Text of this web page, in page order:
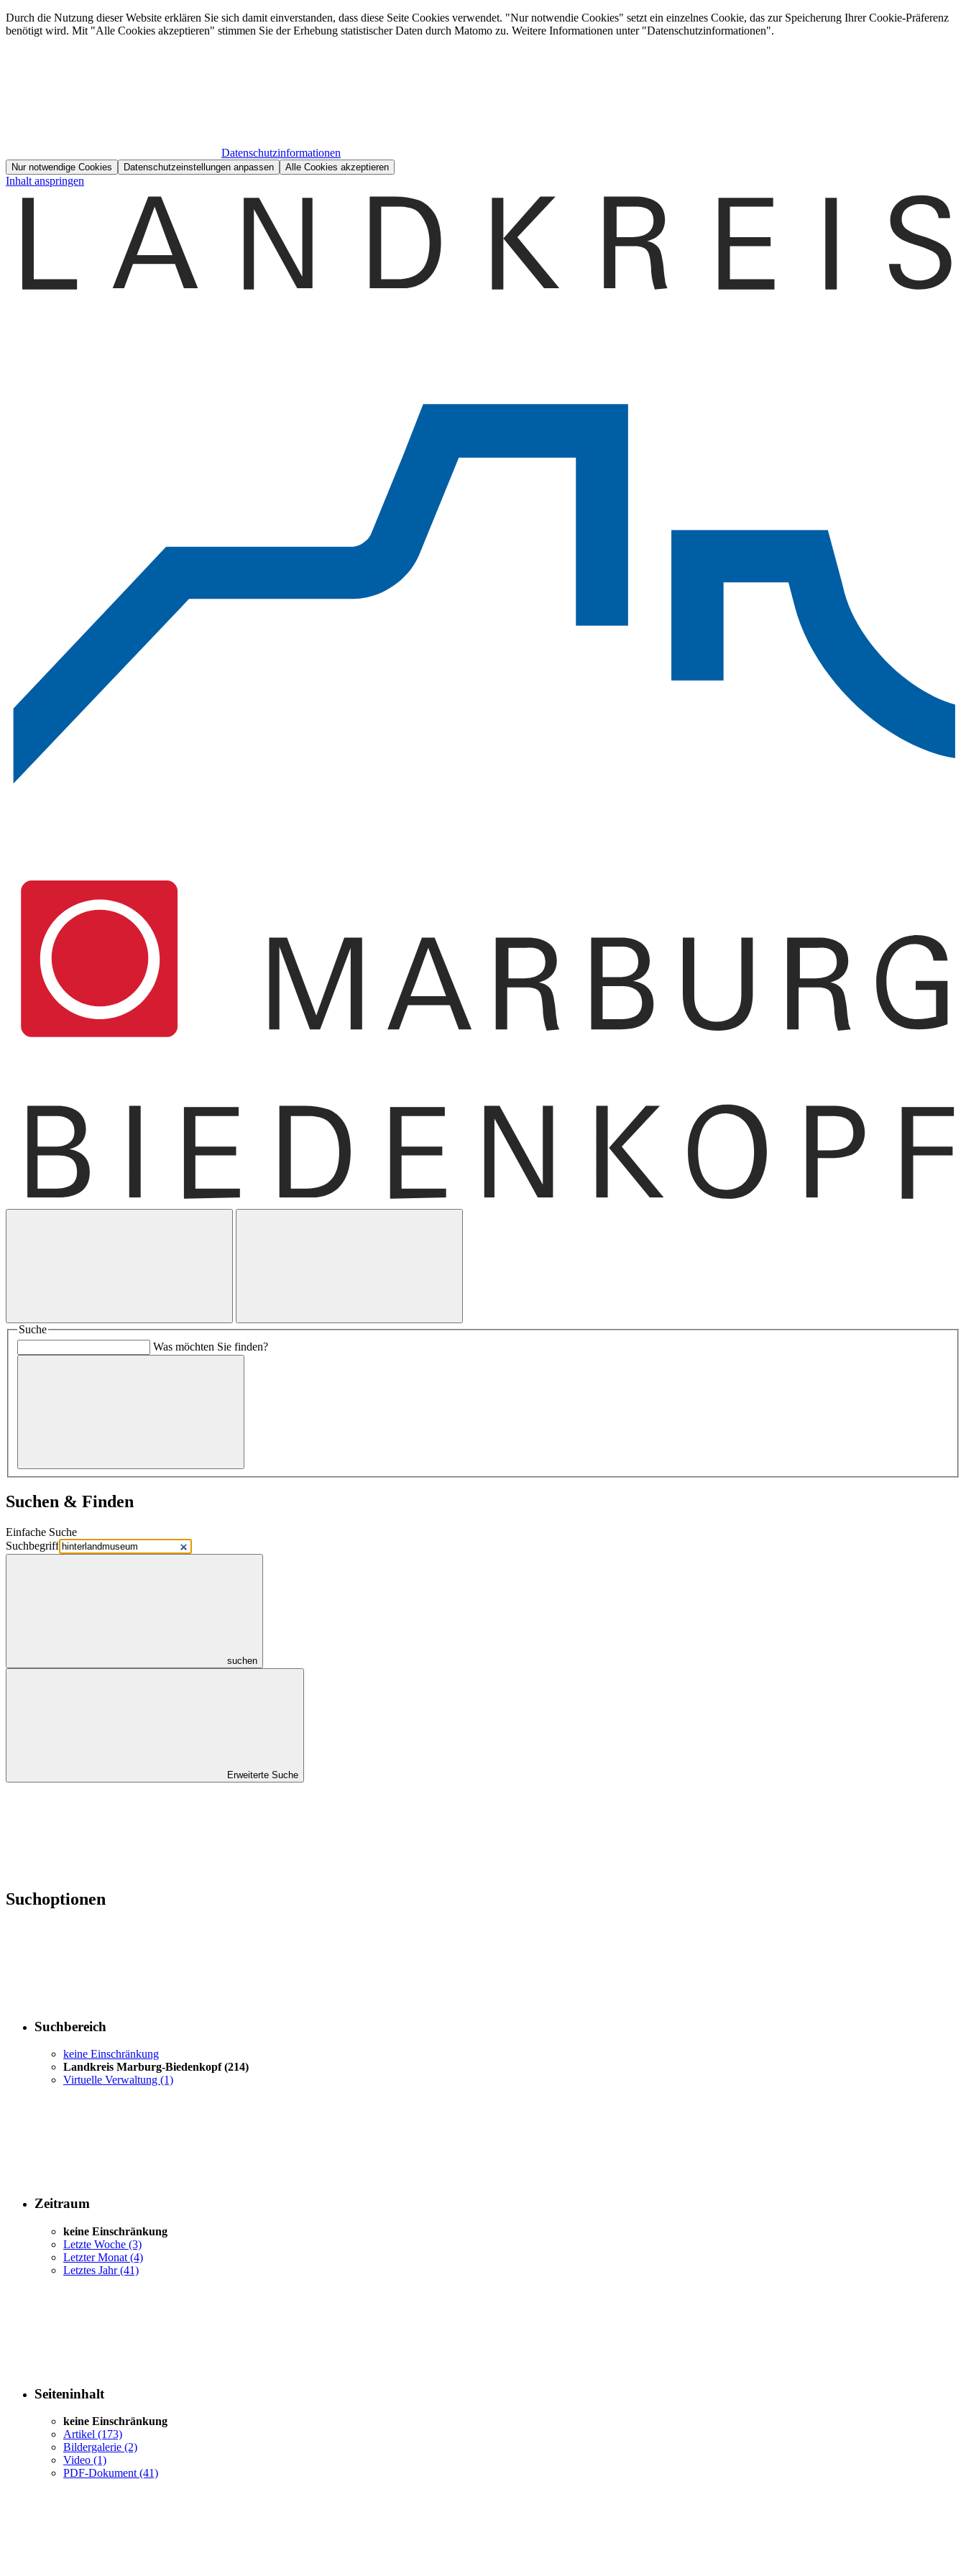
Durch die Nutzung dieser Website erklären Sie sich damit einverstanden, dass diese Seite Cookies verwendet. "Nur notwendie Cookies" setzt ein einzelnes Cookie, das zur Speicherung Ihrer Cookie-Präferenz
benötigt wird. Mit "Alle Cookies akzeptieren" stimmen Sie der Erhebung statistischer Daten durch Matomo zu. Weitere Informationen unter "Datenschutzinformationen".
Datenschutzinformationen
Nur notwendige Cookies Datenschutzeinstellungen anpassen Alle Cookies akzeptieren
Inhalt anspringen
Suche
Was möchten Sie finden?
Suchen & Finden
Einfache Suche
Suchbegriff
suchen
Erweiterte Suche
Suchoptionen
Suchbereich
keine Einschränkung
Landkreis Marburg-Biedenkopf(214)
Virtuelle Verwaltung (1)
Zeitraum
keine Einschränkung
Letzte Woche (3)
Letzter Monat (4)
Letztes Jahr(41)
Seiteninhalt
keine Einschränkung
Artikel (173)
Bildergalerie (2)
Video (1)
PDF-Dokument (41)